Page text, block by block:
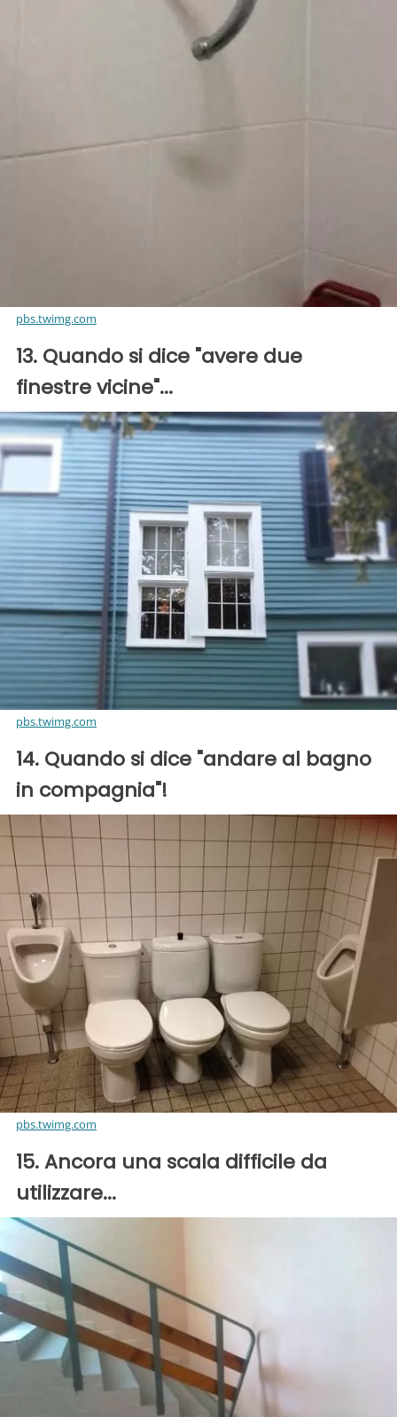
pbs.twimg.com
13. Quando si dice "avere due
finestre vicine"...
pbs.twimg.com
14. Quando si dice "andare al bagno
in compagnia"!
pbs.twimg.com
15. Ancora una scala difficile da
utilizzare...